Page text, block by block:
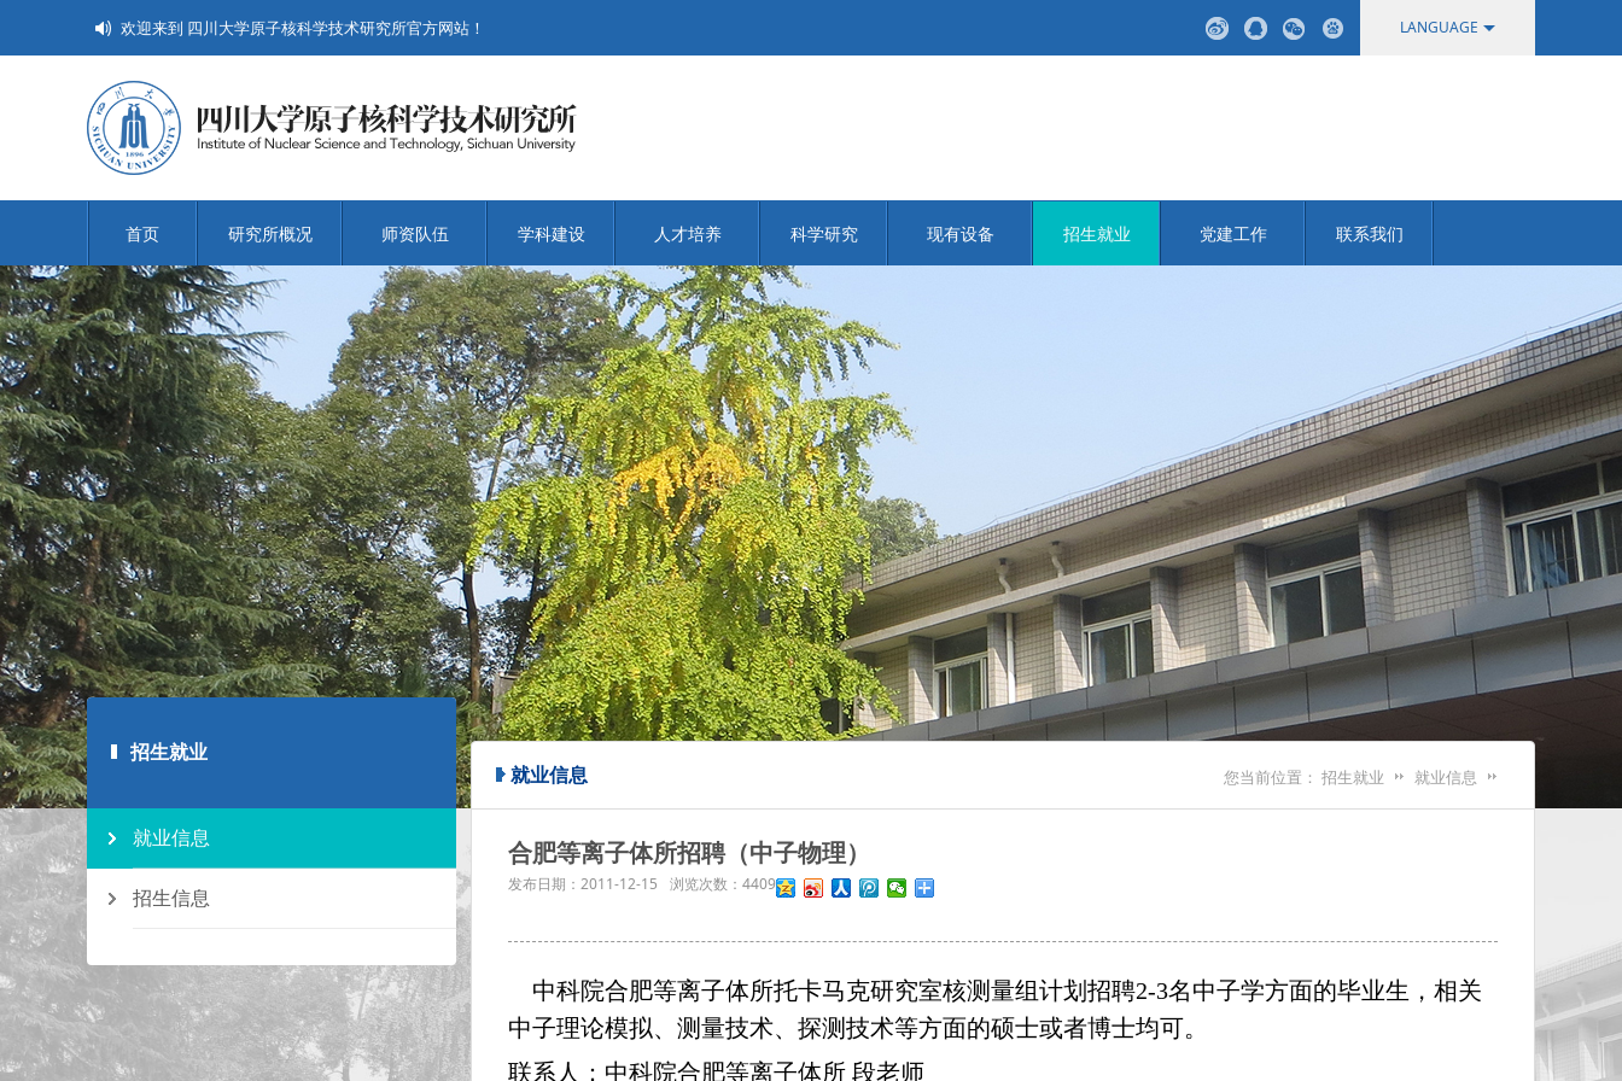
欢迎来到 四川大学原子核科学技术研究所官方网站！ LANGUAGE
首页 研究所概况 师资队伍 学科建设 人才培养 科学研究 现有设备 招生就业 党建工作 联系我们
招生就业
就业信息
招生信息
就业信息 您当前位置： 招生就业 就业信息
合肥等离子体所招聘（中子物理）
发布日期： 2011-12-15 浏览次数： 4409
中科院合肥等离子体所托卡马克研究室核测量组计划招聘2-3名中子学方面的毕业生，相关
中子理论模拟、测量技术、探测技术等方面的硕士或者博士均可。
联系人：中科院合肥等离子体所 段老师